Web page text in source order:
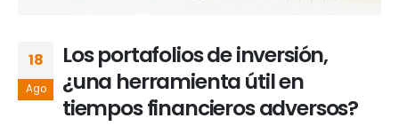
18
Ago
Los portafolios de inversión,
¿una herramienta útil en
tiempos financieros adversos?